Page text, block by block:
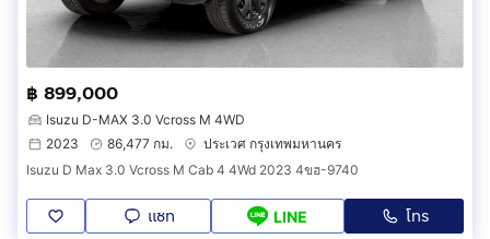
฿ 899,000
Isuzu D-MAX 3.0 Vcross M 4WD
2023
86,477 กม.
ประเวศ กรุงเทพมหานคร
Isuzu D Max 3.0 Vcross M Cab 4 4Wd 2023 4ขฮ-9740
แชท LINE โทร